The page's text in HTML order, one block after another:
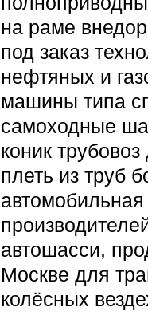
на раме
под заказ
нефтяных и
машины типа
самоходные
коник
плеть из труб
автошасси,
Москве для
колёсных